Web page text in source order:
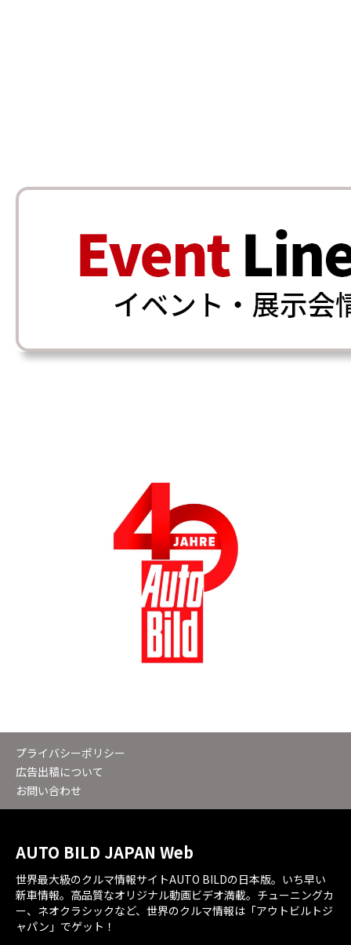
プライバシーポリシー
広告出稿について
お問い合わせ
AUTO BILD JAPAN Web
世界最大級のクルマ情報サイトAUTO BILDの日本版。いち早い
新車情報。高品質なオリジナル動画ビデオ満載。チューニングカ
ー、ネオクラシックなど、世界のクルマ情報は「アウトビルトジ
ャパン」でゲット！